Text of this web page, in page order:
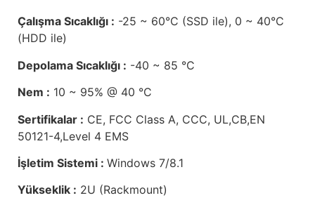
Çalışma Sıcaklığı : -25 ~ 60°C (SSD ile), 0 ~ 40°C
(HDD ile)
Depolama Sıcaklığı : -40 ~ 85 °C
Nem : 10 ~ 95% @ 40 °C
Sertifikalar : CE, FCC Class A, CCC, UL,CB,EN
50121-4,Level 4 EMS
İşletim Sistemi : Windows 7/8.1
Yükseklik : 2U (Rackmount)